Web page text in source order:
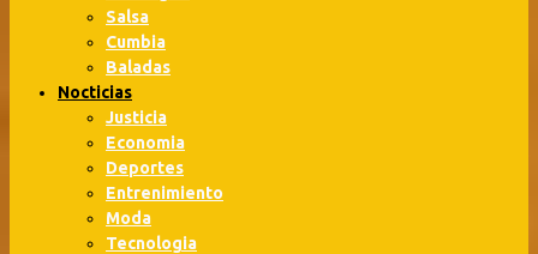
Salsa
Cumbia
Baladas
Nocticias
Justicia
Economia
Deportes
Entrenimiento
Moda
Tecnologia